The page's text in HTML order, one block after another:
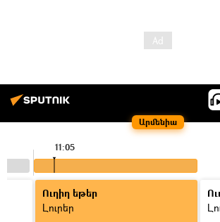
Արմենիա
11:05
Ուղիղ եթեր
Լուրեր